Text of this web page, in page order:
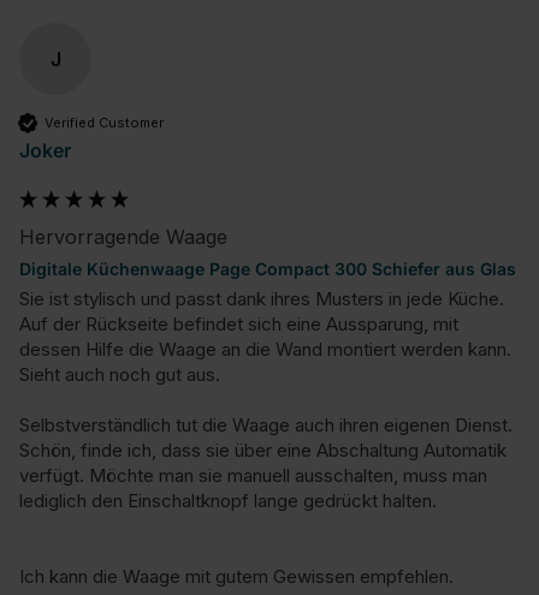
J
Verified Customer
Joker
Hervorragende Waage
Digitale Küchenwaage Page Compact 300 Schiefer aus Glas
Sie ist stylisch und passt dank ihres Musters in jede Küche.
Auf der Rückseite befindet sich eine Aussparung, mit
dessen Hilfe die Waage an die Wand montiert werden kann.
Sieht auch noch gut aus.
Selbstverständlich tut die Waage auch ihren eigenen Dienst.
Schön, finde ich, dass sie über eine Abschaltung Automatik
verfügt. Möchte man sie manuell ausschalten, muss man
lediglich den Einschaltknopf lange gedrückt halten.
Ich kann die Waage mit gutem Gewissen empfehlen.